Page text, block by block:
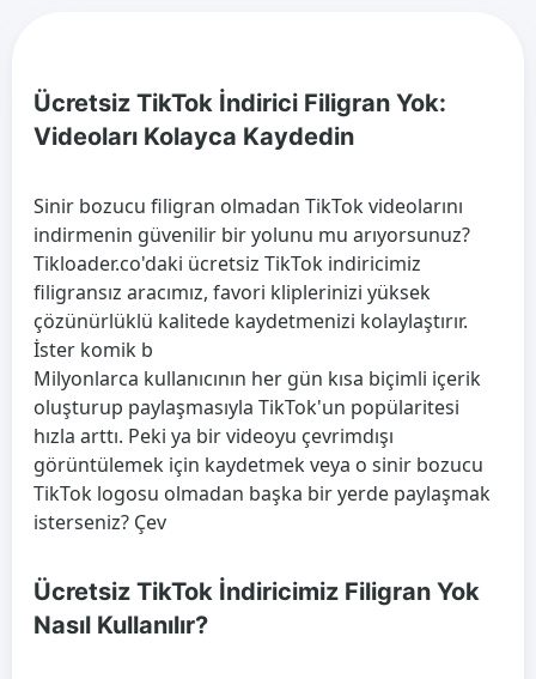
Ücretsiz TikTok İndirici Filigran Yok:
Videoları Kolayca Kaydedin
Sinir bozucu filigran olmadan TikTok videolarını
indirmenin güvenilir bir yolunu mu arıyorsunuz?
Tikloader.co'daki ücretsiz TikTok indiricimiz
filigransız aracımız, favori kliplerinizi yüksek
çözünürlüklü kalitede kaydetmenizi kolaylaştırır.
İster komik b
Milyonlarca kullanıcının her gün kısa biçimli içerik
oluşturup paylaşmasıyla TikTok'un popülaritesi
hızla arttı. Peki ya bir videoyu çevrimdışı
görüntülemek için kaydetmek veya o sinir bozucu
TikTok logosu olmadan başka bir yerde paylaşmak
isterseniz? Çev
Ücretsiz TikTok İndiricimiz Filigran Yok
Nasıl Kullanılır?